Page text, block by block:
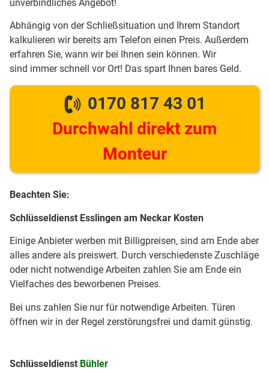
unverbindliches Angebot!
Abhängig von der Schließsituation und Ihrem Standort
kalkulieren wir bereits am Telefon einen Preis. Außerdem
erfahren Sie, wann wir bei Ihnen sein können. Wir
sind immer schnell vor Ort! Das spart Ihnen bares Geld.
0170 817 43 01
Durchwahl direkt zum
Monteur
Beachten Sie:
Schlüsseldienst Esslingen am Neckar Kosten
Einige Anbieter werben mit Billigpreisen, sind am Ende aber
alles andere als preiswert. Durch verschiedenste Zuschläge
oder nicht notwendige Arbeiten zahlen Sie am Ende ein
Vielfaches des beworbenen Preises.
Bei uns zahlen Sie nur für notwendige Arbeiten. Türen
öffnen wir in der Regel zerstörungsfrei und damit günstig.
Schlüsseldienst Bühler